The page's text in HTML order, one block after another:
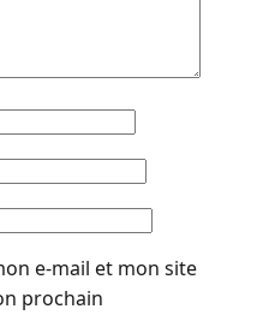
e-mail et mon site
prochain